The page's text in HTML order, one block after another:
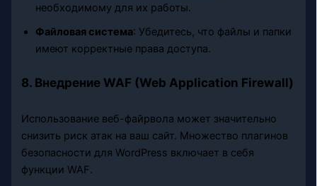
необходимому для их работы.
Файловая система: Убедитесь, что файлы и папки
имеют корректные права доступа.
8. Внедрение WAF (Web Application Firewall)
Использование веб-файрвола может значительно
снизить риск атак на ваш сайт. Множество плагинов
безопасности для WordPress включает в себя
функции WAF.